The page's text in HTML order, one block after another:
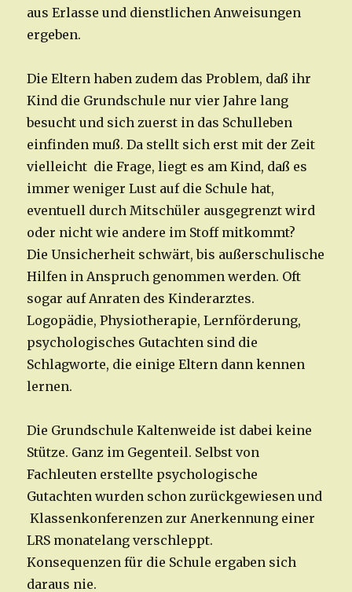
aus Erlasse und dienstlichen Anweisungen
ergeben.
Die Eltern haben zudem das Problem, daß ihr
Kind die Grundschule nur vier Jahre lang
besucht und sich zuerst in das Schulleben
einfinden muß. Da stellt sich erst mit der Zeit
vielleicht die Frage, liegt es am Kind, daß es
immer weniger Lust auf die Schule hat,
eventuell durch Mitschüler ausgegrenzt wird
oder nicht wie andere im Stoff mitkommt?
Die Unsicherheit schwärt, bis außerschulische
Hilfen in Anspruch genommen werden. Oft
sogar auf Anraten des Kinderarztes.
Logopädie, Physiotherapie, Lernförderung,
psychologisches Gutachten sind die
Schlagworte, die einige Eltern dann kennen
lernen.
Die Grundschule Kaltenweide ist dabei keine
Stütze. Ganz im Gegenteil. Selbst von
Fachleuten erstellte psychologische
Gutachten wurden schon zurückgewiesen und
Klassenkonferenzen zur Anerkennung einer
LRS monatelang verschleppt.
Konsequenzen für die Schule ergaben sich
daraus nie.